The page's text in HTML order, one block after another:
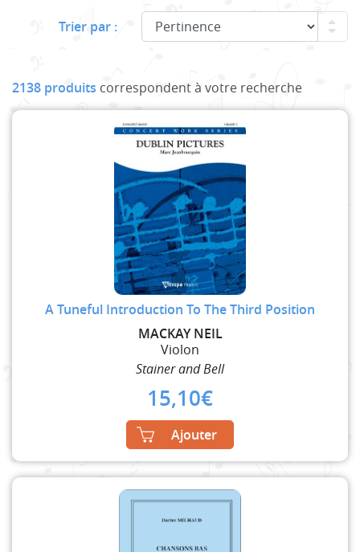
Trier par :
2138 produits correspondent à votre recherche
A Tuneful Introduction To The Third Position
MACKAY NEIL
Violon
Stainer and Bell
15,10€
Ajouter